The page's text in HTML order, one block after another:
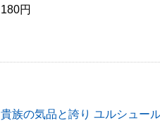
180円
貴族の気品と誇り ユルシュー